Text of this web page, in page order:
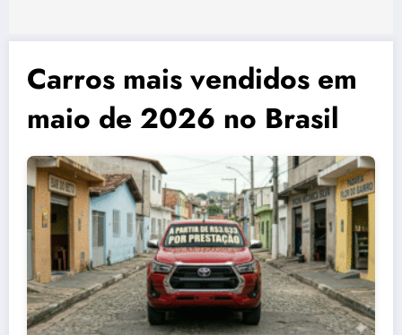
Carros mais vendidos em
maio de 2026 no Brasil